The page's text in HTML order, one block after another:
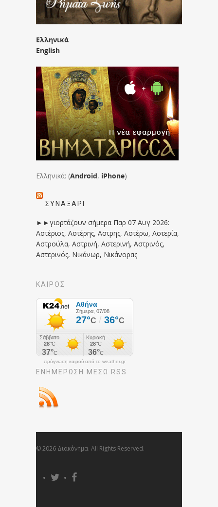
Ελληνικά
English
Ελληνικά: (Android, iPhone)
ΣΥΝΑΞΆΡΙ
►►γιορτάζουν σήμερα Παρ 07 Αυγ 2026:
Αστέριος, Αστέρης, Αστρης, Αστέρω, Αστερία,
Αστρούλα, Αστρινή, Αστερινή, Αστρινός,
Αστερινός, Νικάνωρ, Νικάνορας
ΚΑΙΡΟΣ
πρόγνωση καιρού από το weather.gr
ΕΝΗΜΈΡΩΣΉ ΜΕΣΩ RSS
© 2026 Διακόνημα. All Rights Reserved.